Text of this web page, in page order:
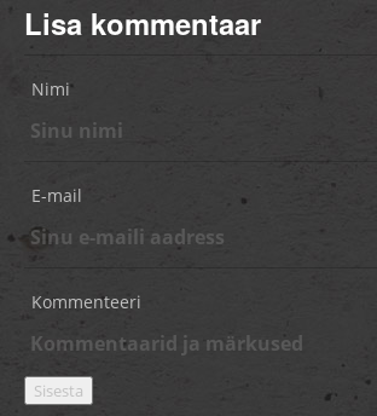
Lisa kommentaar
Nimi
E-mail
Kommenteeri